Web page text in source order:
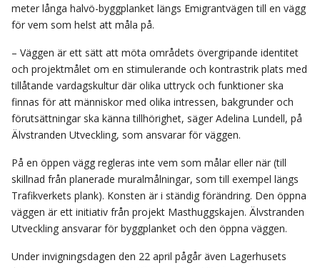
meter långa halvö-byggplanket längs Emigrantvägen till en vägg
för vem som helst att måla på.
– Väggen är ett sätt att möta områdets övergripande identitet
och projektmålet om en stimulerande och kontrastrik plats med
tillåtande vardagskultur där olika uttryck och funktioner ska
finnas för att människor med olika intressen, bakgrunder och
förutsättningar ska känna tillhörighet, säger Adelina Lundell, på
Älvstranden Utveckling, som ansvarar för väggen.
På en öppen vägg regleras inte vem som målar eller när (till
skillnad från planerade muralmålningar, som till exempel längs
Trafikverkets plank). Konsten är i ständig förändring. Den öppna
väggen är ett initiativ från projekt Masthuggskajen. Älvstranden
Utveckling ansvarar för byggplanket och den öppna väggen.
Under invigningsdagen den 22 april pågår även Lagerhusets